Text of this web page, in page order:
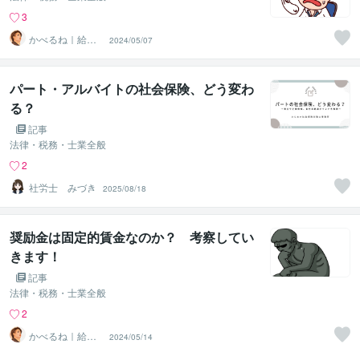
3
かべるね｜給与
計算代行（相談
可・安心）
2024/05/07
パート・アルバイトの社会保険、どう変わ
る？
記事
法律・税務・士業全般
2
社労士 みづき
2025/08/18
奨励金は固定的賃金なのか？ 考察してい
きます！
記事
法律・税務・士業全般
2
かべるね｜給与
2024/05/14